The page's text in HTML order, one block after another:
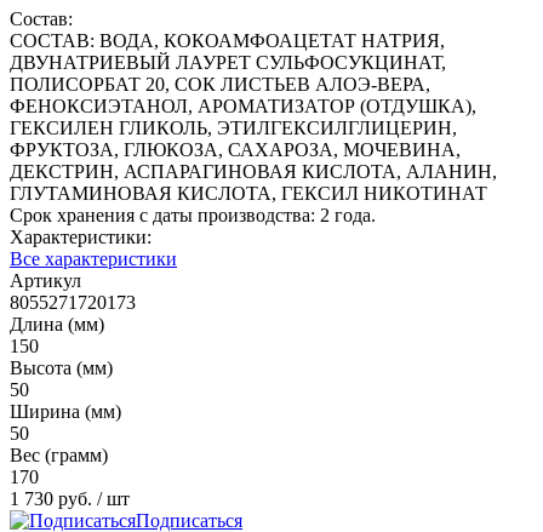
Состав:
СОСТАВ: ВОДА, КОКОАМФОАЦЕТАТ НАТРИЯ,
ДВУНАТРИЕВЫЙ ЛАУРЕТ СУЛЬФОСУКЦИНАТ,
ПОЛИСОРБАТ 20, СОК ЛИСТЬЕВ АЛОЭ-ВЕРА,
ФЕНОКСИЭТАНОЛ, АРОМАТИЗАТОР (ОТДУШКА),
ГЕКСИЛЕН ГЛИКОЛЬ, ЭТИЛГЕКСИЛГЛИЦЕРИН,
ФРУКТОЗА, ГЛЮКОЗА, САХАРОЗА, МОЧЕВИНА,
ДЕКСТРИН, АСПАРАГИНОВАЯ КИСЛОТА, АЛАНИН,
ГЛУТАМИНОВАЯ КИСЛОТА, ГЕКСИЛ НИКОТИНАТ
Срок хранения с даты производства: 2 года.
Характеристики:
Все характеристики
Артикул
8055271720173
Длина (мм)
150
Высота (мм)
50
Ширина (мм)
50
Вес (грамм)
170
1 730 руб. / шт
Подписаться